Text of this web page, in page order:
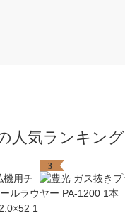
人気ランキング
3